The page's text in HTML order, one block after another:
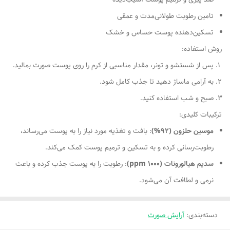
تامین رطوبت طولانی‌مدت و عمقی
تسکین‌دهنده پوست حساس و خشک
روش استفاده:
پس از شستشو و تونر، مقدار مناسبی از کرم را روی پوست صورت بمالید.
به آرامی ماساژ دهید تا جذب کامل شود.
صبح و شب استفاده کنید.
ترکیبات کلیدی:
موسین حلزون (92%)
: بافت و تغذیه مورد نیاز را به پوست می‌رساند،
رطوبت‌رسانی کرده و به تسکین و ترمیم پوست کمک می‌کند.
سدیم هیالورونات (1000 ppm)
: رطوبت را به پوست جذب کرده و باعث
نرمی و لطافت آن می‌شود.
دسته‌بندی: آرایش صورت